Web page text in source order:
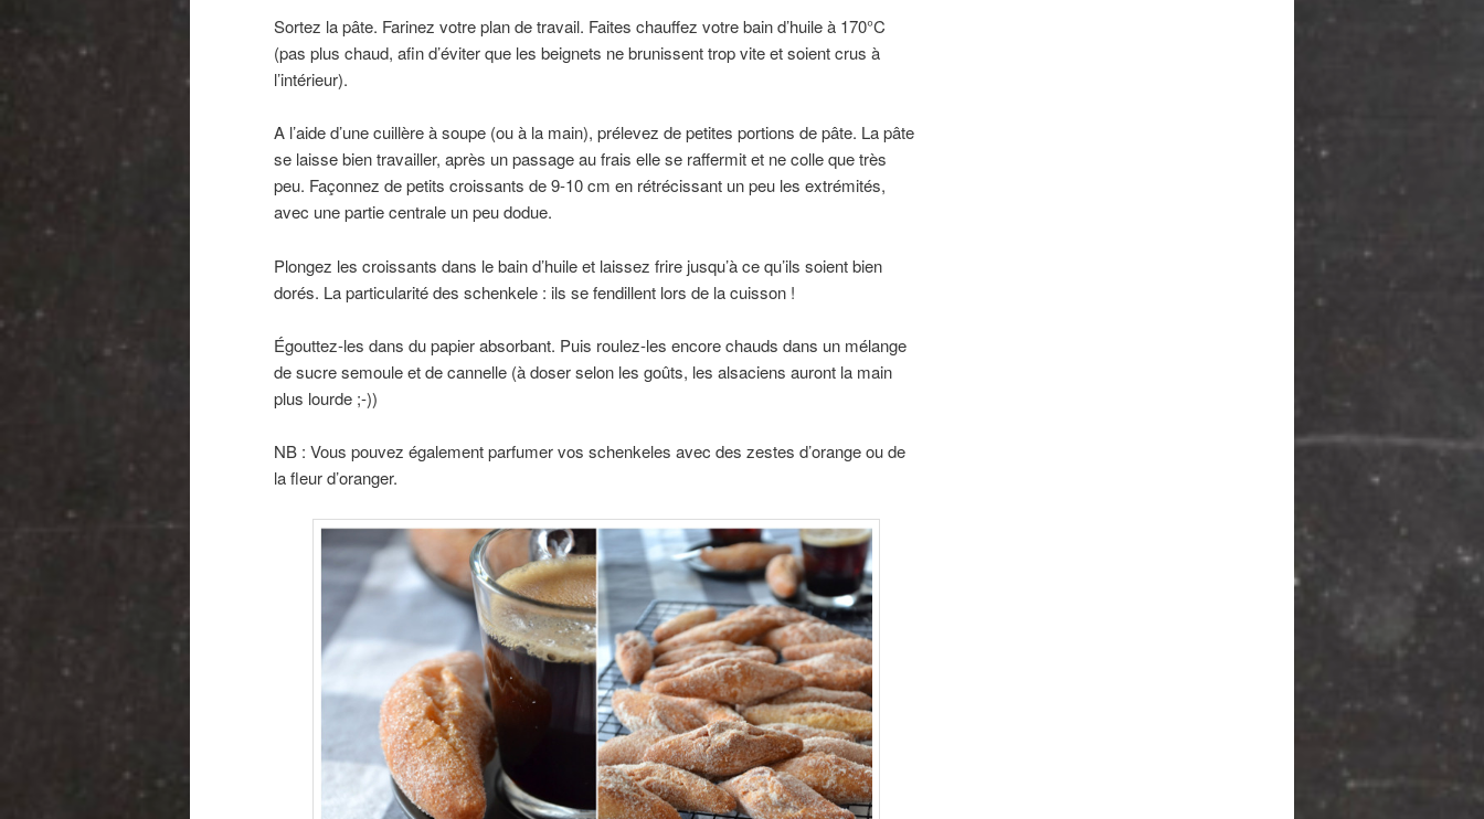
Sortez la pâte. Farinez votre plan de travail. Faites chauffez votre bain d’huile à 170°C
(pas plus chaud, afin d’éviter que les beignets ne brunissent trop vite et soient crus à
l’intérieur).
A l’aide d’une cuillère à soupe (ou à la main), prélevez de petites portions de pâte. La pâte
se laisse bien travailler, après un passage au frais elle se raffermit et ne colle que très
peu. Façonnez de petits croissants de 9-10 cm en rétrécissant un peu les extrémités,
avec une partie centrale un peu dodue.
Plongez les croissants dans le bain d’huile et laissez frire jusqu’à ce qu’ils soient bien
dorés. La particularité des schenkele : ils se fendillent lors de la cuisson !
Égouttez-les dans du papier absorbant. Puis roulez-les encore chauds dans un mélange
de sucre semoule et de cannelle (à doser selon les goûts, les alsaciens auront la main
plus lourde ;-))
NB : Vous pouvez également parfumer vos schenkeles avec des zestes d’orange ou de
la fleur d’oranger.